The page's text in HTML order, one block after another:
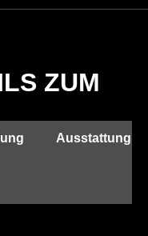
ZUM
Ausstattung